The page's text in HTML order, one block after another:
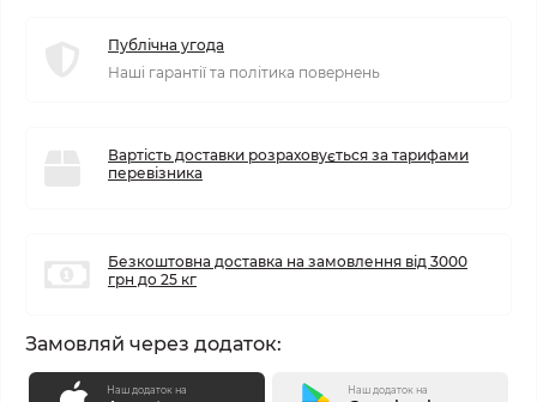
Публічна угода
Наші гарантії та політика повернень
Вартість доставки розраховується за тарифами
перевізника
Безкоштовна доставка на замовлення від 3000
грн до 25 кг
Замовляй через додаток:
Наш додаток на Наш додаток на